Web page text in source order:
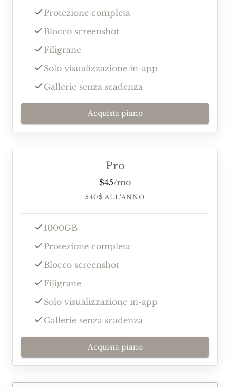
Protezione completa
Blocco screenshot
Filigrane
Solo visualizzazione in-app
Gallerie senza scadenza
Acquista piano
Pro
$45/mo
540$ ALL'ANNO
1000GB
Protezione completa
Blocco screenshot
Filigrane
Solo visualizzazione in-app
Gallerie senza scadenza
Acquista piano